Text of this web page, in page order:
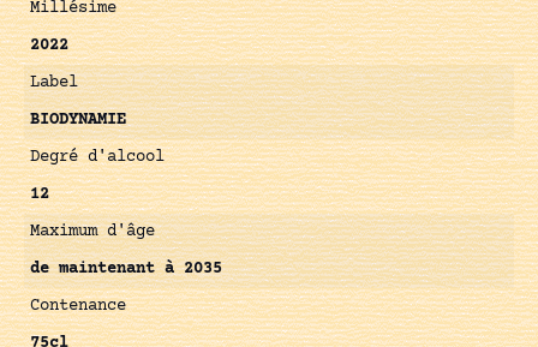
Millésime
2022
Label
BIODYNAMIE
Degré d'alcool
12
Maximum d'âge
de maintenant à 2035
Contenance
75cl